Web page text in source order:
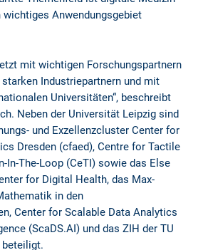
Anwendungsgebiet
mit wichtigen Forschungspartnern
Industriepartnern und mit
Universitäten“, beschreibt
Neben der Universität Leipzig sind
und Exzellenzcluster Center for
Dresden (cfaed), Centre for Tactile
In-The-Loop (CeTI) sowie das Else
for Digital Health, das Max-
in den
Center for Scalable Data Analytics
(ScaDS.AI) und das ZIH der TU
beteiligt.